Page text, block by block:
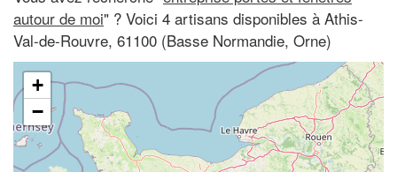
autour de moi" ? Voici 4 artisans disponibles à Athis-
Val-de-Rouvre, 61100 (Basse Normandie, Orne)
+
−